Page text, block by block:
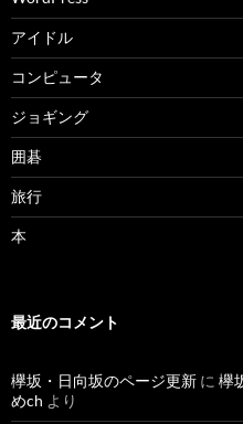
アイドル
コンピュータ
ジョギング
囲碁
旅行
本
最近のコメント
欅坂・日向坂のページ更新 に 欅
めch より